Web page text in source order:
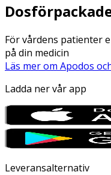
För vårdens patienter
på din medicin
Läs mer om Apodos
Ladda ner vår app
Leveransalternativ